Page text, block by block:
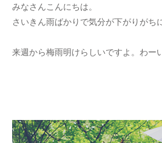
みなさんこんにちは。
さいきん雨ばかりで気分が下がりがち
来週から梅雨明けらしいですよ。わー